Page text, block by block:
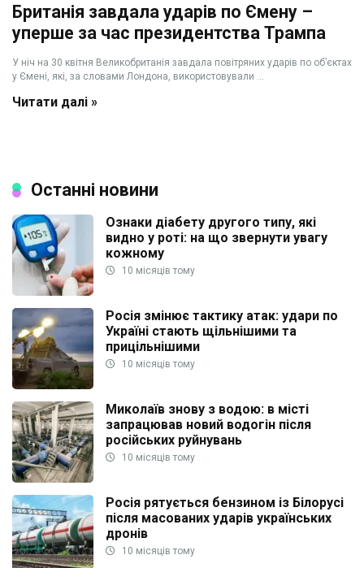
Британія завдала ударів по Ємену –
уперше за час президентства Трампа
У ніч на 30 квітня Великобританія завдала повітряних ударів по об’єктах
у Ємені, які, за словами Лондона, використовували ...
Читати далі »
Останні новини
Ознаки діабету другого типу, які
видно у роті: на що звернути увагу
кожному
10 місяців тому
Росія змінює тактику атак: удари по
Україні стають щільнішими та
прицільнішими
10 місяців тому
Миколаїв знову з водою: в місті
запрацював новий водогін після
російських руйнувань
10 місяців тому
Росія рятується бензином із Білорусі
після масованих ударів українських
дронів
10 місяців тому